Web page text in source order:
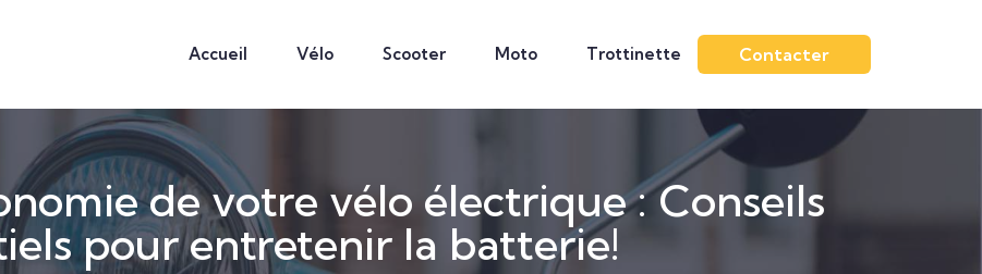
Accueil Vélo Scooter Moto Trottinette Contacter
de votre vélo électrique : Conseils
pour entretenir la batterie!